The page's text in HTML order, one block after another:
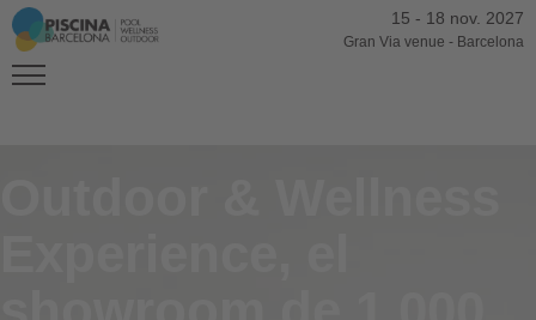
15 - 18 nov. 2027
Gran Via venue - Barcelona